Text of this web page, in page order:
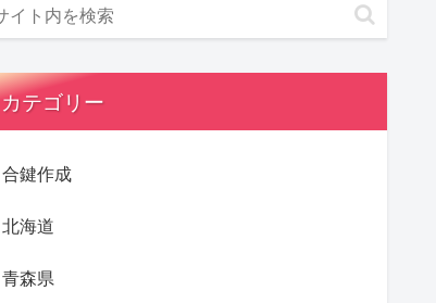
カテゴリー
合鍵作成
北海道
青森県